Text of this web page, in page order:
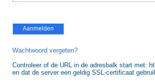
Aanmelden
Wachtwoord vergeten?
Controleer of de URL in de adresbalk start met:
en dat de server een geldig SSL-certificaat